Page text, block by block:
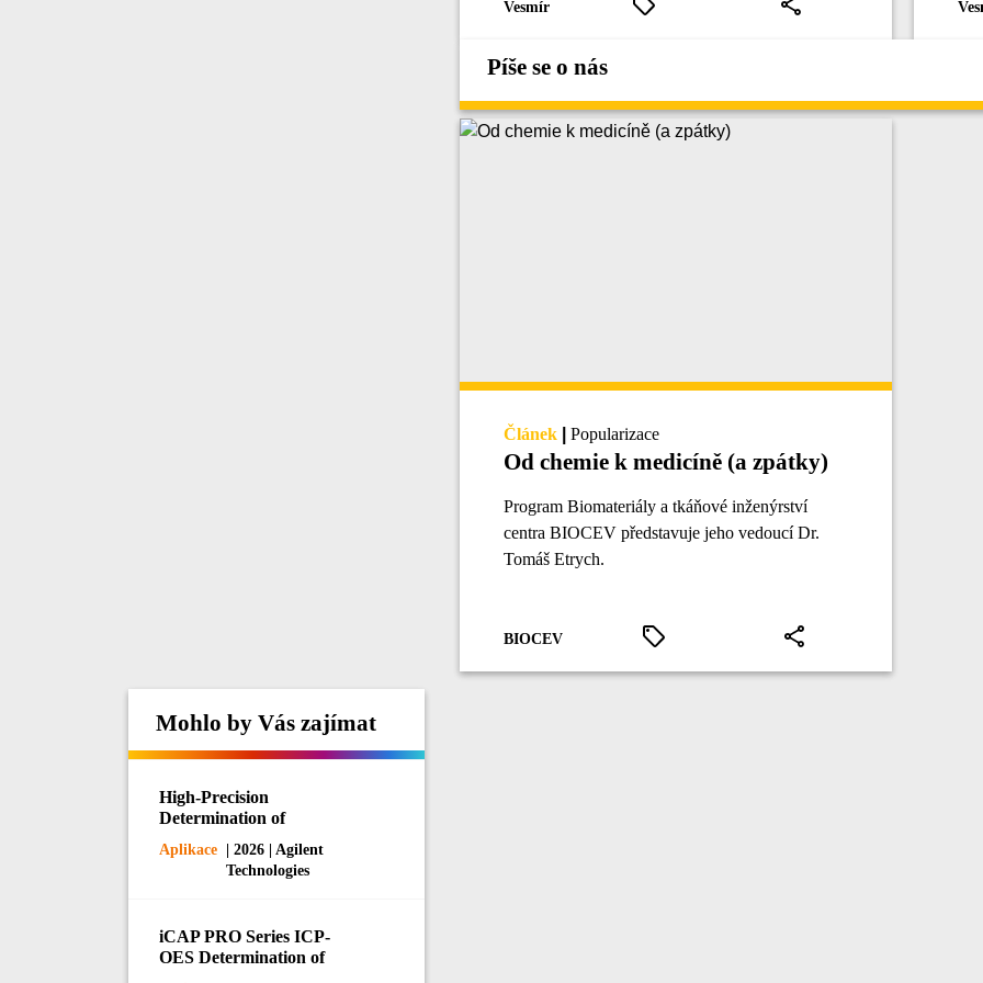
Vesmír
Píše se o nás
Článek Popularizace
Od chemie k medicíně (a zpátky)
Program Biomateriály a tkáňové inženýrství
centra BIOCEV představuje jeho vedoucí Dr.
Tomáš Etrych.
BIOCEV
Mohlo by Vás zajímat
High-Precision
Determination of
in Fertilizers by ICP-OES
Aplikace | 2026 | Agilent
Technologies
iCAP PRO Series ICP-
OES Determination of